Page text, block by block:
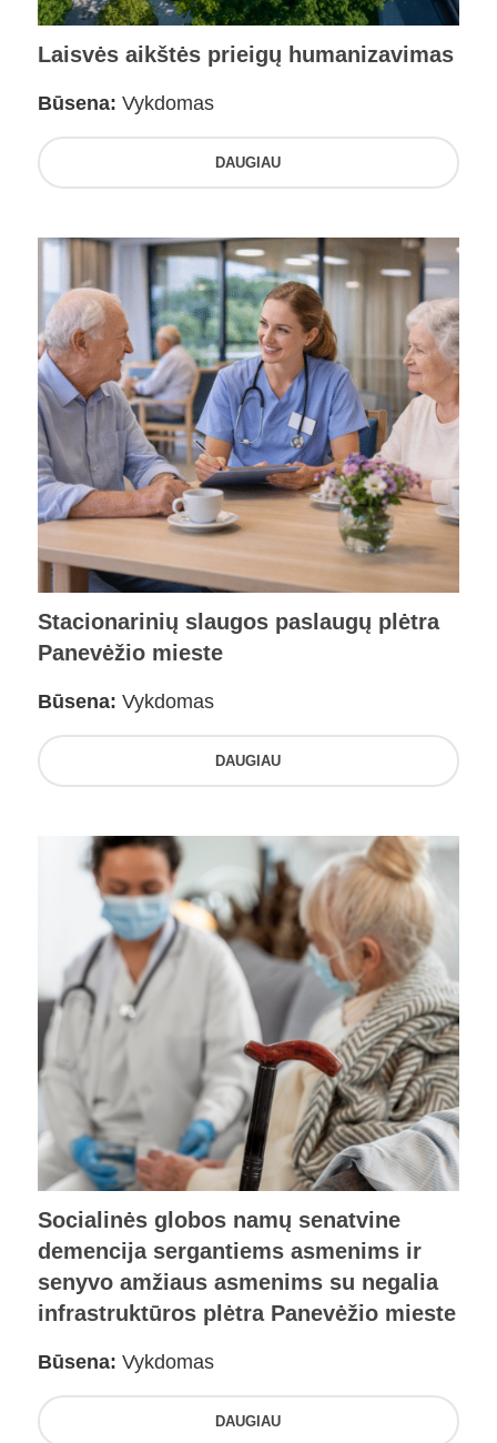
Laisvės aikštės prieigų humanizavimas
Būsena: Vykdomas
DAUGIAU
Stacionarinių slaugos paslaugų plėtra
Panevėžio mieste
Būsena: Vykdomas
DAUGIAU
Socialinės globos namų senatvine
demencija sergantiems asmenims ir
senyvo amžiaus asmenims su negalia
infrastruktūros plėtra Panevėžio mieste
Būsena: Vykdomas
DAUGIAU